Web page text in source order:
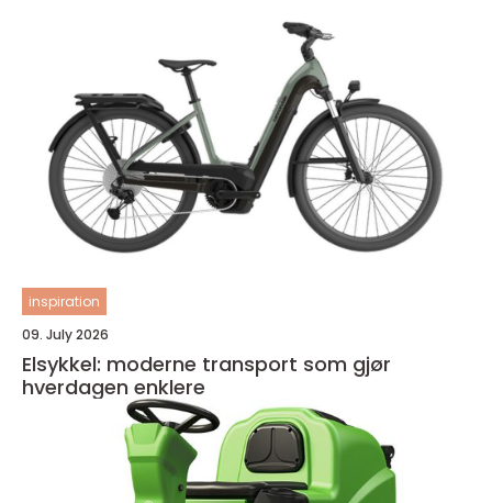
inspiration
09. July 2026
Elsykkel: moderne transport som gjør
hverdagen enklere